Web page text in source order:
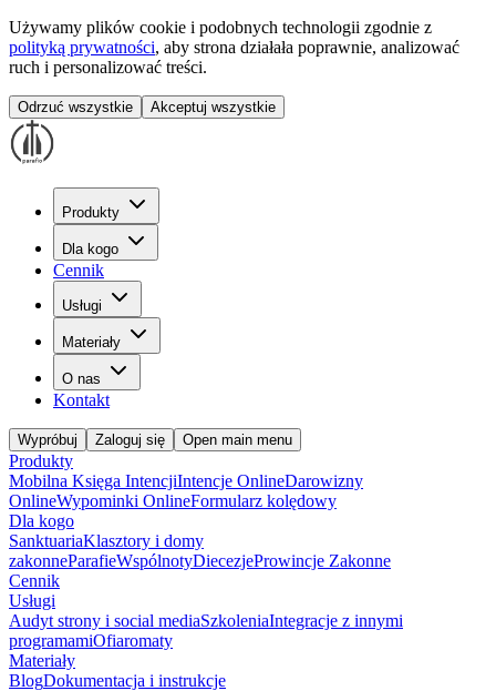
Używamy plików cookie i podobnych technologii zgodnie z
polityką prywatności, aby strona działała poprawnie, analizować
ruch i personalizować treści.
Odrzuć wszystkie Akceptuj wszystkie
Produkty
Dla kogo
Cennik
Usługi
Materiały
O nas
Kontakt
Wypróbuj Zaloguj się Open main menu
Produkty
Mobilna Księga IntencjiIntencje OnlineDarowizny
OnlineWypominki OnlineFormularz kolędowy
Dla kogo
SanktuariaKlasztory i domy
zakonneParafieWspólnotyDiecezjeProwincje Zakonne
Cennik
Usługi
Audyt strony i social mediaSzkoleniaIntegracje z innymi
programamiOfiaromaty
Materiały
BlogDokumentacja i instrukcje